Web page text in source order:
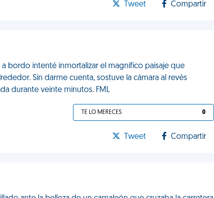
Tweet Compartir
bordo intenté inmortalizar el magnífico paisaje que
Sin darme cuenta, sostuve la cámara al revés
durante veinte minutos. FML
TE LO MERECES 0
Tweet Compartir